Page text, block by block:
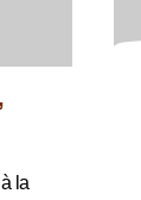
la